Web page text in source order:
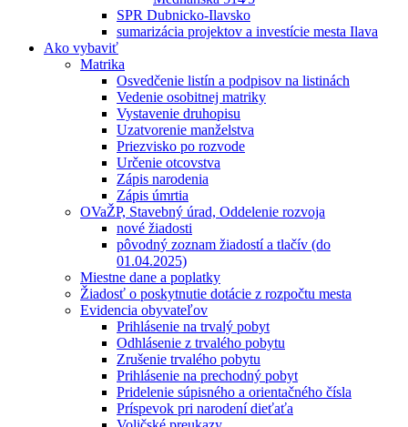
SPR Dubnicko-Ilavsko
sumarizácia projektov a investície mesta Ilava
Ako vybaviť
Matrika
Osvedčenie listín a podpisov na listinách
Vedenie osobitnej matriky
Vystavenie druhopisu
Uzatvorenie manželstva
Priezvisko po rozvode
Určenie otcovstva
Zápis narodenia
Zápis úmrtia
OVaŽP, Stavebný úrad, Oddelenie rozvoja
nové žiadosti
pôvodný zoznam žiadostí a tlačív (do
01.04.2025)
Miestne dane a poplatky
Žiadosť o poskytnutie dotácie z rozpočtu mesta
Evidencia obyvateľov
Prihlásenie na trvalý pobyt
Odhlásenie z trvalého pobytu
Zrušenie trvalého pobytu
Prihlásenie na prechodný pobyt
Pridelenie súpisného a orientačného čísla
Príspevok pri narodení dieťaťa